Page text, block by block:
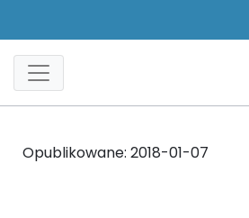
Opublikowane: 2018-01-07